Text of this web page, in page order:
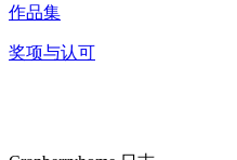
作品集
奖项与认可